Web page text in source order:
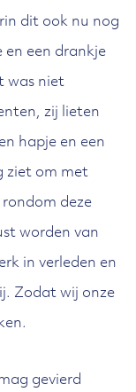
dit ook nu nog
en een drankje
was niet
zij lieten
hapje en een
ziet om met
deze
worden van
in verleden en
Zodat wij onze
gevierd